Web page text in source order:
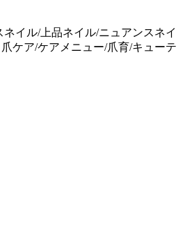
イル/上品ネイル/ニュアンスネイ
ケア/ケアメニュー/爪育/キューテ